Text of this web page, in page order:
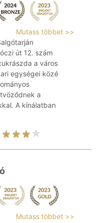
Mutass többet >>
út 12. szám
a város
egységei közé
a
A kínálatban
Mutass többet >>